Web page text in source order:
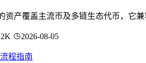
资产覆盖主流币及多链生态代币，它
2026-08-05